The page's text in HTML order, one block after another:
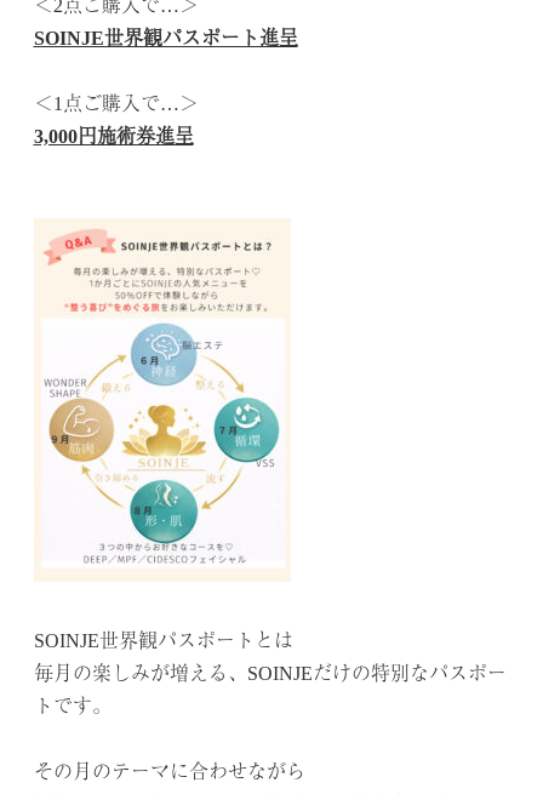
＜2点ご購入で…＞
SOINJE世界観パスポート進呈
＜1点ご購入で…＞
3,000円施術券進呈
SOINJE世界観パスポートとは
毎月の楽しみが増える、SOINJEだけの特別なパスポー
トです。
その月のテーマに合わせながら